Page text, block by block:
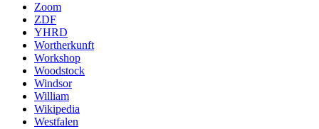
Zoom
ZDF
YHRD
Wortherkunft
Workshop
Woodstock
Windsor
William
Wikipedia
Westfalen